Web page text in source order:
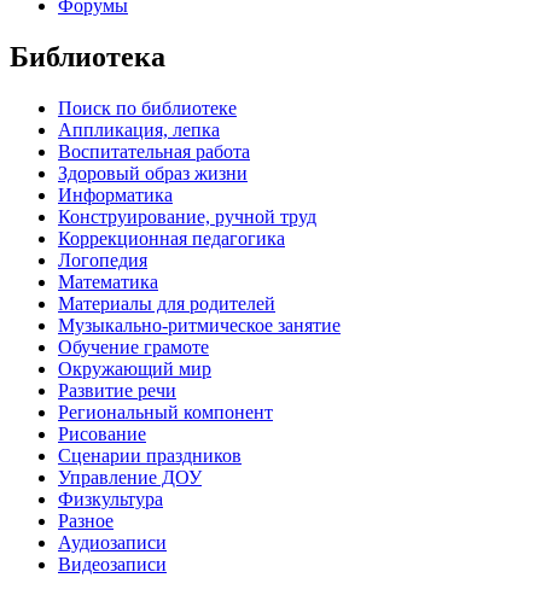
Форумы
Библиотека
Поиск по библиотеке
Аппликация, лепка
Воспитательная работа
Здоровый образ жизни
Информатика
Конструирование, ручной труд
Коррекционная педагогика
Логопедия
Математика
Материалы для родителей
Музыкально-ритмическое занятие
Обучение грамоте
Окружающий мир
Развитие речи
Региональный компонент
Рисование
Сценарии праздников
Управление ДОУ
Физкультура
Разное
Аудиозаписи
Видеозаписи